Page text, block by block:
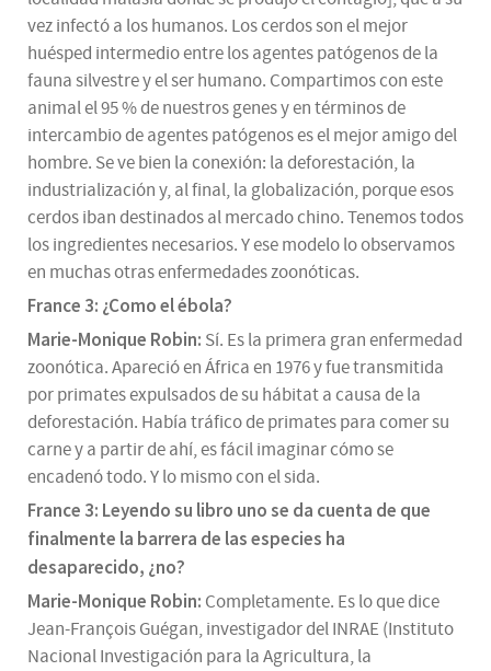
vez infectó a los humanos. Los cerdos son el mejor
huésped intermedio entre los agentes patógenos de la
fauna silvestre y el ser humano. Compartimos con este
animal el 95 % de nuestros genes y en términos de
intercambio de agentes patógenos es el mejor amigo del
hombre. Se ve bien la conexión: la deforestación, la
industrialización y, al final, la globalización, porque esos
cerdos iban destinados al mercado chino. Tenemos todos
los ingredientes necesarios. Y ese modelo lo observamos
en muchas otras enfermedades zoonóticas.
France 3: ¿Como el ébola?
Marie-Monique Robin: Sí. Es la primera gran enfermedad
zoonótica. Apareció en África en 1976 y fue transmitida
por primates expulsados de su hábitat a causa de la
deforestación. Había tráfico de primates para comer su
carne y a partir de ahí, es fácil imaginar cómo se
encadenó todo. Y lo mismo con el sida.
France 3: Leyendo su libro uno se da cuenta de que
finalmente la barrera de las especies ha
desaparecido, ¿no?
Marie-Monique Robin: Completamente. Es lo que dice
Jean-François Guégan, investigador del INRAE (Instituto
Nacional Investigación para la Agricultura, la